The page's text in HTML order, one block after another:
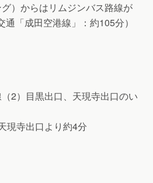
）からはリムジンバス路線が
「成田空港線」：約105分）
2）目黒出口、天現寺出口のい
現寺出口より約4分